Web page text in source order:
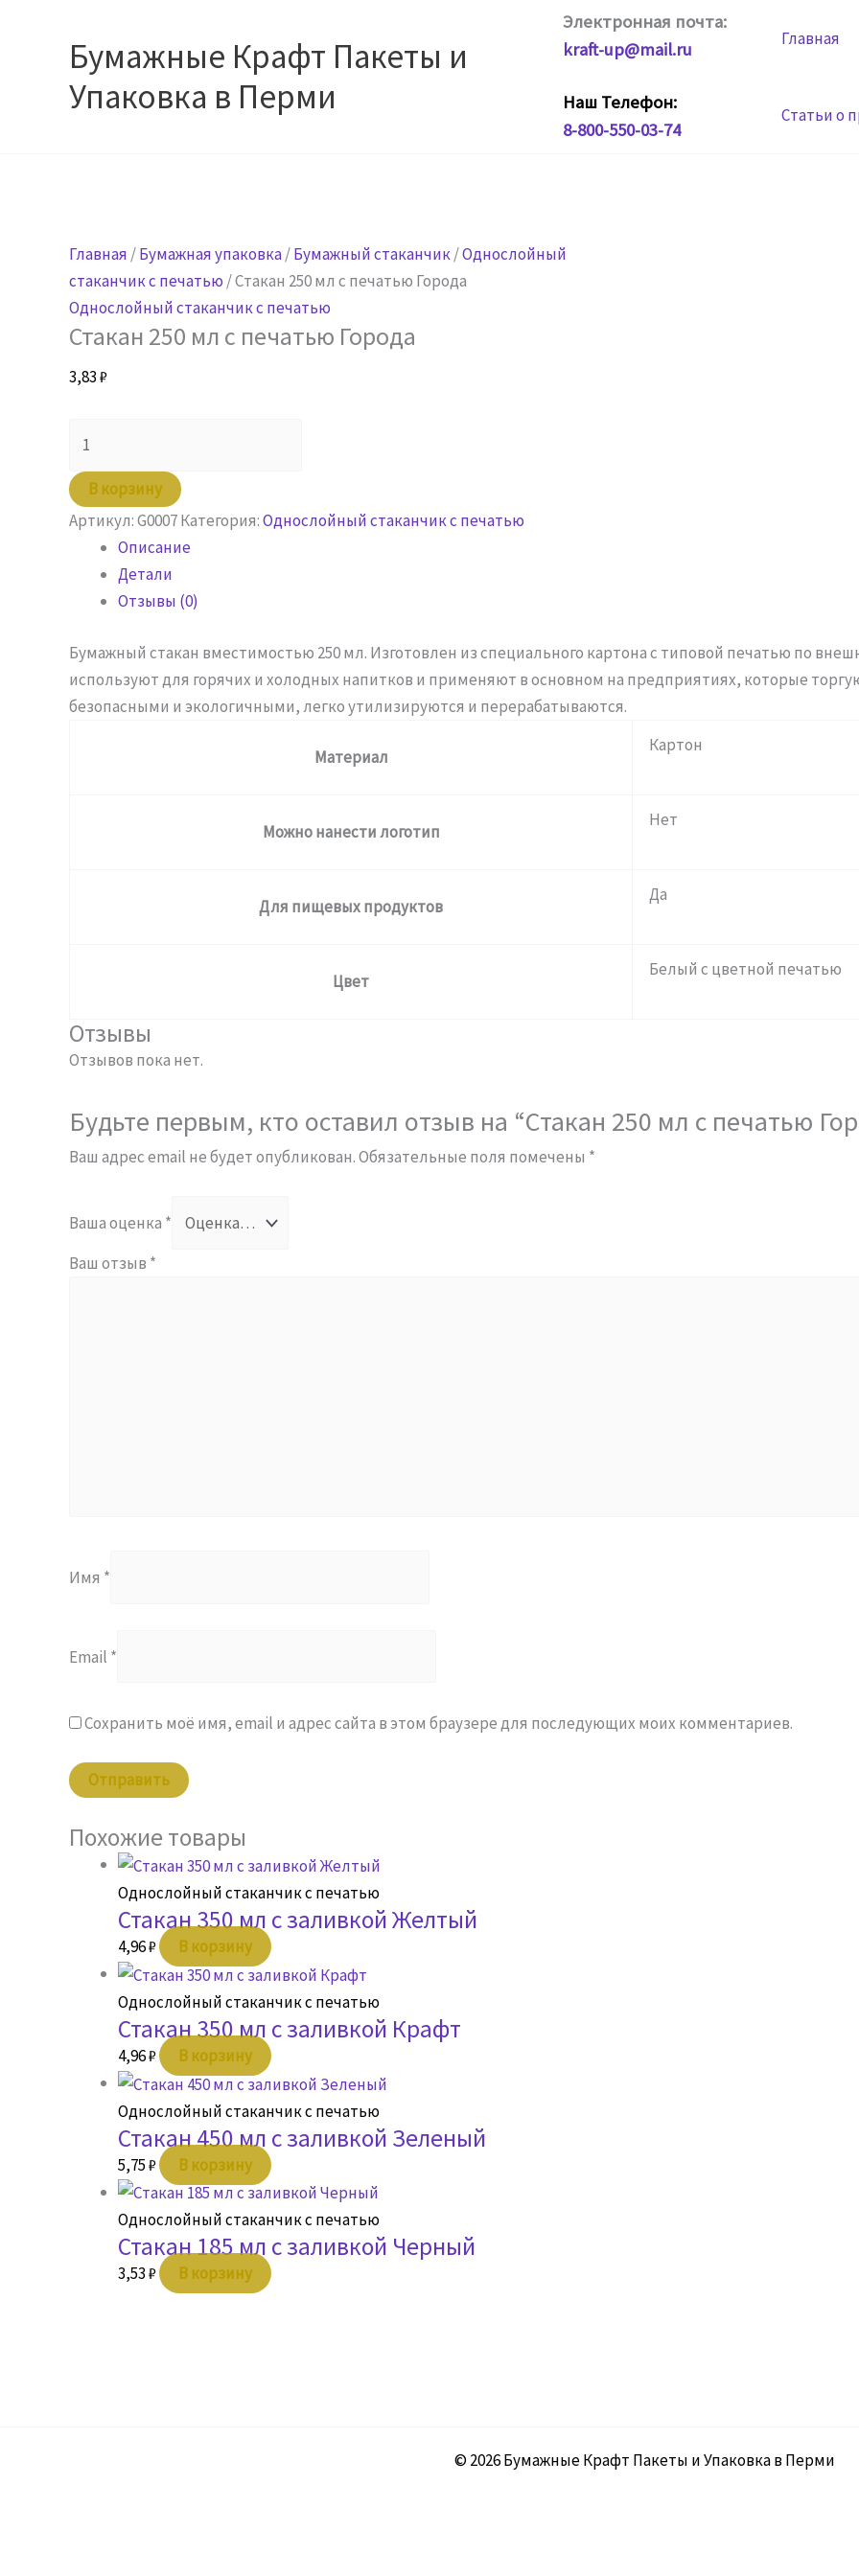
содержимомуБумажные Крафт Пакеты и
Упаковка в Перми
Электронная почта:
kraft-up@mail.ru
Наш Телефон:
8-800-550-03-74
Главная
Статьи о
Главная /Бумажная упаковка/Бумажный стаканчик/Однослойный
стаканчик с печатью / Стакан 250 мл с печатью Города
Однослойный стаканчик с печатью
Стакан 250 мл с печатью Города
3,83₽
товара
Стакан
250
печатью
В корзину
Артикул:G0007Категория:Однослойный стаканчик с печатью
Описание
Детали
Отзывы (0)
Бумажный стакан вместимостью 250 мл. Изготовлен из специального картона с типовой печатью по
используют для горячих и холодных напитков и применяют в основном на предприятиях, которые
безопасными и экологичными, легко утилизируются и перерабатываются.
Материал
Картон
Можно нанести логотип
Нет
Для пищевых продуктов
Да
Цвет
Белый с цветной печатью
Отзывы
Отзывов пока нет.
Будьте первым, кто оставил отзыв на “Стакан 250 мл с печатью
Ваш адрес email не будет опубликован.Обязательные поля помечены *
Ваша оценка *
Ваш отзыв *
Имя *
Email *
Сохранить моё имя, email и адрес сайта в этом браузере для последующих моих комментариев.
Похожие товары
Однослойный стаканчик с печатью
Стакан 350 мл с заливкой Желтый
4,96₽ В корзину
Однослойный стаканчик с печатью
Стакан 350 мл с заливкой Крафт
4,96₽ В корзину
Однослойный стаканчик с печатью
Стакан 450 мл с заливкой Зеленый
5,75₽ В корзину
Однослойный стаканчик с печатью
Стакан 185 мл с заливкой Черный
3,53₽ В корзину
© 2026 Бумажные Крафт Пакеты и Упаковка в Перми